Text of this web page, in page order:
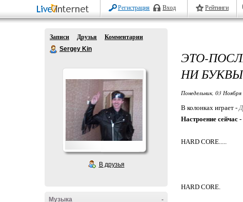
Регистрация Вход Рейтинги
Записи Друзья
Комментарии
Sergey Kin
В друзья
-
Музыка
ЭТО-
НИ
Понедельник, 03
В колонках играет -
Настроение сейчас -
HARD CORE.....
HARD CORE.